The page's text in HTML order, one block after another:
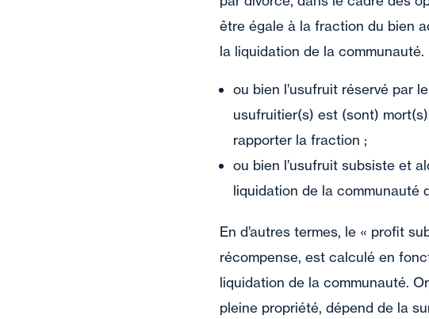
être égale à la fraction du bien
la liquidation de la
ou bien l’usufruit réservé par
usufruitier(s) est (sont)
rapporter la fraction ;
ou bien l’usufruit subsiste et
liquidation de la communauté
En d’autres termes, le « profit
récompense, est calculé en
liquidation de la communauté.
pleine propriété, dépend de la